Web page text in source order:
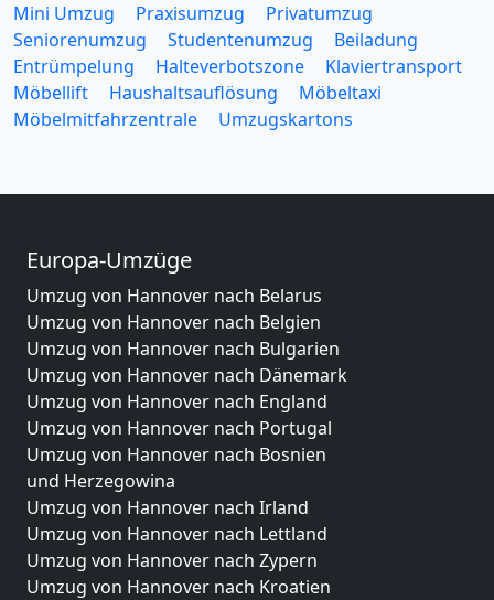
Mini Umzug
Praxisumzug
Privatumzug
Seniorenumzug
Studentenumzug
Beiladung
Entrümpelung
Halteverbotszone
Klaviertransport
Möbellift
Haushaltsauflösung
Möbeltaxi
Möbelmitfahrzentrale
Umzugskartons
Europa-Umzüge
Umzug von Hannover nach Belarus
Umzug von Hannover nach Belgien
Umzug von Hannover nach Bulgarien
Umzug von Hannover nach Dänemark
Umzug von Hannover nach England
Umzug von Hannover nach Portugal
Umzug von Hannover nach Bosnien
und Herzegowina
Umzug von Hannover nach Irland
Umzug von Hannover nach Lettland
Umzug von Hannover nach Zypern
Umzug von Hannover nach Kroatien